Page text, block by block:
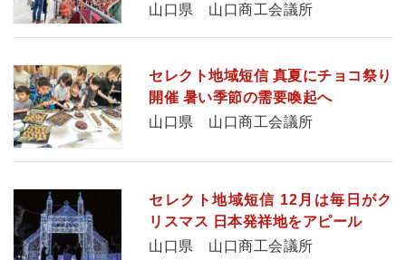
山口県 山口商工会議所
セレクト地域短信 真夏にチョコ祭り
開催 暑い季節の需要喚起へ
山口県 山口商工会議所
セレクト地域短信 12月は毎日がク
リスマス 日本発祥地をアピール
山口県 山口商工会議所